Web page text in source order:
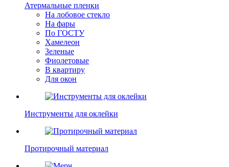
Атермальные пленки
На лобовое стекло
На фары
По ГОСТУ
Хамелеон
Зеленые
Фиолетовые
В квартиру
Для окон
Инструменты для оклейки
Протирочный материал